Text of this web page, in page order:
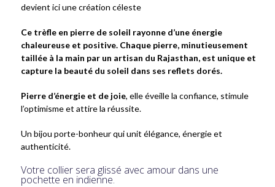
devient ici une création céleste
Ce trèfle en pierre de soleil rayonne d’une énergie
chaleureuse et positive. Chaque pierre, minutieusement
taillée à la main par un artisan du Rajasthan, est unique et
capture la beauté du soleil dans ses reflets dorés.
Pierre d’énergie et de joie, elle éveille la confiance, stimule
l’optimisme et attire la réussite.
Un bijou porte-bonheur qui unit élégance, énergie et
authenticité.
Votre collier sera glissé avec amour dans une
pochette en indienne.